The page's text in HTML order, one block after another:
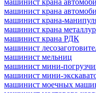
машинист крана
машинист крана-
машинист крана
машинист крана РДК
машинист
машинист мельниц
машинист мини-
машинист мини-
машинист моечных